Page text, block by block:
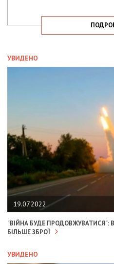
УВИДЕНО
19.07.2022
"ВІЙНА БУДЕ ПРОДОВЖУВАТИСЯ":
БІЛЬШЕ ЗБРОЇ
УВИДЕНО